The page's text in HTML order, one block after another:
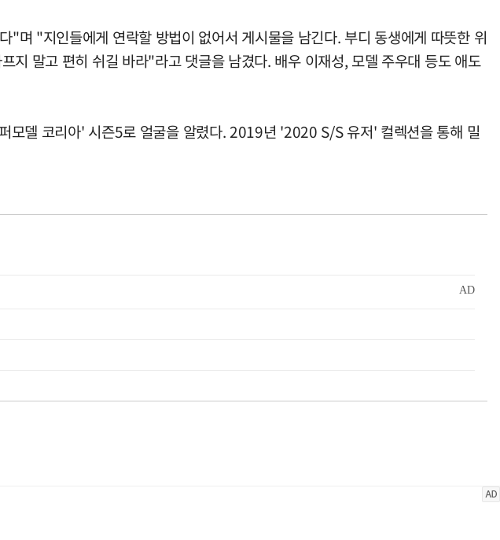
며 "지인들에게 연락할 방법이 없어서 게시물을 남긴다. 부디 동생에게 따뜻한 위
말고 편히 쉬길 바라"라고 댓글을 남겼다. 배우 이재성, 모델 주우대 등도 애도
델 코리아' 시즌5로 얼굴을 알렸다. 2019년 '2020 S/S 유저' 컬렉션을 통해 밀